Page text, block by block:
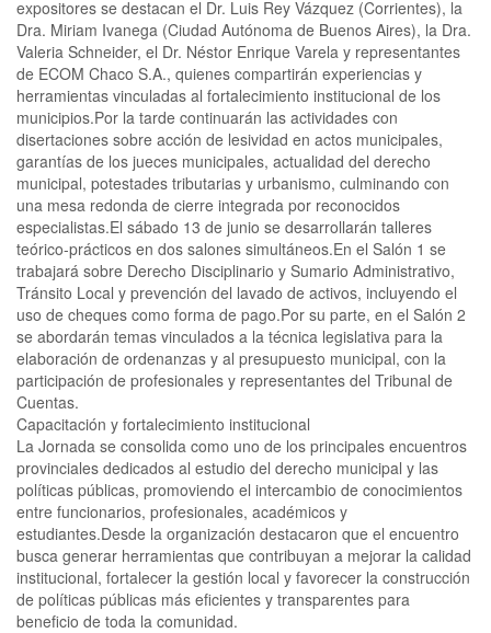
expositores se destacan el Dr. Luis Rey Vázquez (Corrientes), la
Dra. Miriam Ivanega (Ciudad Autónoma de Buenos Aires), la Dra.
Valeria Schneider, el Dr. Néstor Enrique Varela y representantes
de ECOM Chaco S.A., quienes compartirán experiencias y
herramientas vinculadas al fortalecimiento institucional de los
municipios.Por la tarde continuarán las actividades con
disertaciones sobre acción de lesividad en actos municipales,
garantías de los jueces municipales, actualidad del derecho
municipal, potestades tributarias y urbanismo, culminando con
una mesa redonda de cierre integrada por reconocidos
especialistas.El sábado 13 de junio se desarrollarán talleres
teórico-prácticos en dos salones simultáneos.En el Salón 1 se
trabajará sobre Derecho Disciplinario y Sumario Administrativo,
Tránsito Local y prevención del lavado de activos, incluyendo el
uso de cheques como forma de pago.Por su parte, en el Salón 2
se abordarán temas vinculados a la técnica legislativa para la
elaboración de ordenanzas y al presupuesto municipal, con la
participación de profesionales y representantes del Tribunal de
Cuentas.
Capacitación y fortalecimiento institucional
La Jornada se consolida como uno de los principales encuentros
provinciales dedicados al estudio del derecho municipal y las
políticas públicas, promoviendo el intercambio de conocimientos
entre funcionarios, profesionales, académicos y
estudiantes.Desde la organización destacaron que el encuentro
busca generar herramientas que contribuyan a mejorar la calidad
institucional, fortalecer la gestión local y favorecer la construcción
de políticas públicas más eficientes y transparentes para
beneficio de toda la comunidad.